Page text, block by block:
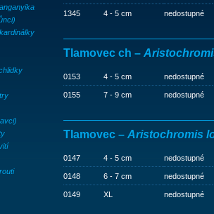
1345 4 - 5 cm nedostupné
Tlamovec ch –
0153 4 - 5 cm nedostupné
0155 7 - 9 cm nedostupné
Tlamovec – Aristochromis
0147 4 - 5 cm nedostupné
0148 6 - 7 cm nedostupné
0149 XL nedostupné